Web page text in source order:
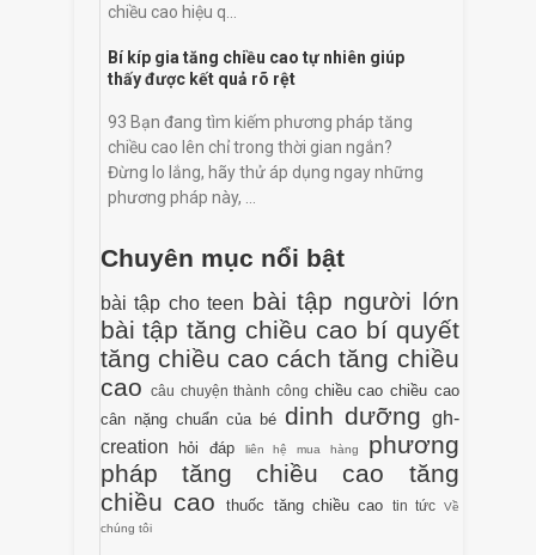
chiều cao hiệu q...
Bí kíp gia tăng chiều cao tự nhiên giúp
thấy được kết quả rõ rệt
93 Bạn đang tìm kiếm phương pháp tăng
chiều cao lên chỉ trong thời gian ngắn?
Đừng lo lắng, hãy thử áp dụng ngay những
phương pháp này, ...
Chuyên mục nổi bật
bài tập cho teen bài tập người lớn
bài tập tăng chiều cao bí quyết
tăng chiều cao cách tăng chiều
cao
câu chuyện thành công chiều cao chiều cao
cân nặng chuẩn của bé dinh dưỡng gh-
creation
hỏi đáp liên hệ mua hàng
phương
pháp tăng chiều cao
tăng
chiều cao
thuốc tăng chiều cao tin tức
Về
chúng tôi